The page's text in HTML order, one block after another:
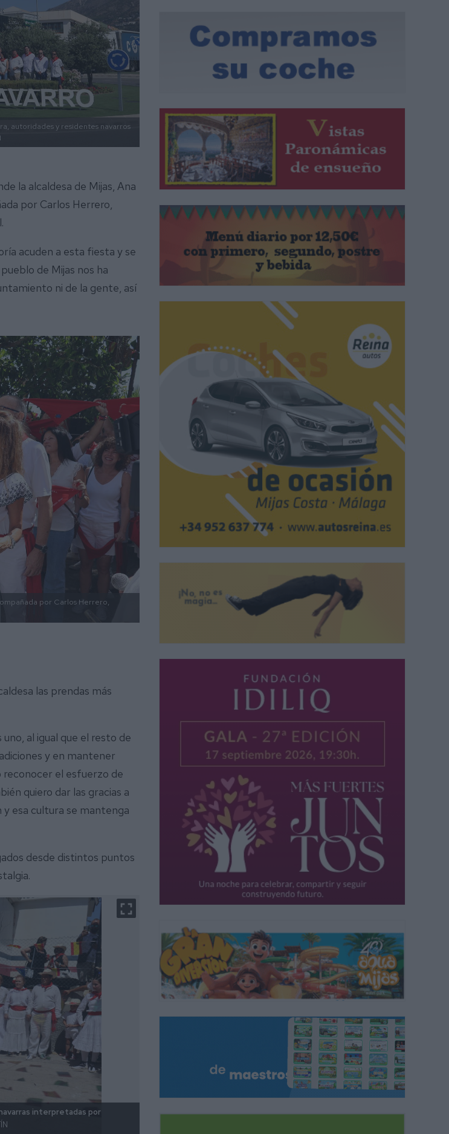
autoridades y residentes navarros
la alcaldesa de Mijas, Ana
por Carlos Herrero,
acuden a esta fiesta y se
de Mijas nos ha
ni de la gente, así
por Carlos Herrero,
las prendas más
al igual que el resto de
y en mantener
reconocer el esfuerzo de
quiero dar las gracias a
y esa cultura se mantenga
desde distintos puntos
interpretadas por